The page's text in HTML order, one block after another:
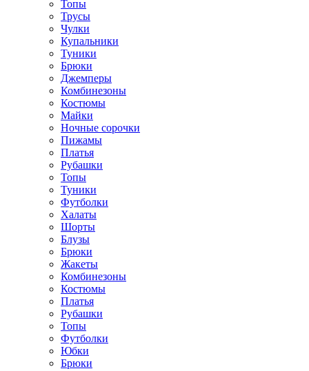
Топы
Трусы
Чулки
Купальники
Туники
Брюки
Джемперы
Комбинезоны
Костюмы
Майки
Ночные сорочки
Пижамы
Платья
Рубашки
Топы
Туники
Футболки
Халаты
Шорты
Блузы
Брюки
Жакеты
Комбинезоны
Костюмы
Платья
Рубашки
Топы
Футболки
Юбки
Брюки